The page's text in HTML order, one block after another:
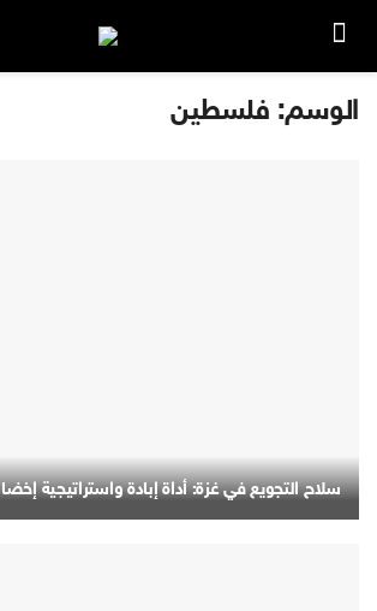
الوسم: فلسطين
سلاح التجويع في غزة: أداة إبادة واستراتيجية